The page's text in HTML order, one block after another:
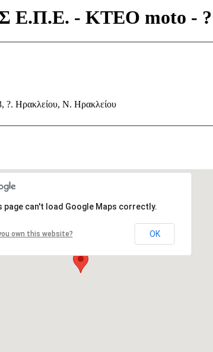
Ε.Π.Ε. - ΚΤΕΟ moto -
70013, ?. Ηρακλείου, N. Ηρακλείου